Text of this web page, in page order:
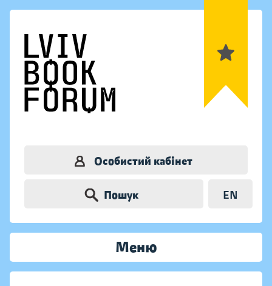
Особистий кабінет
Пошук EN
Меню